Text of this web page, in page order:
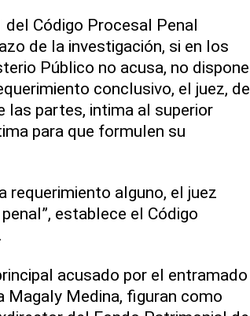
Código Procesal Penal
de la investigación, si en los
Público no acusa, no dispone
conclusivo, el juez, de
las partes, intima al superior
para que formulen su
requerimiento alguno, el juez
establece el Código
acusado por el entramado
Magaly Medina, figuran como